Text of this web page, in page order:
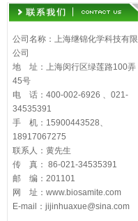
公司名称：上海继锦化学科技有限
公司
地 址：上海闵行区绿莲路100弄
45号
电 话：400-002-6926 、021-
34535391
手 机：15900443528、
18917067275
联系人：黄先生
传 真： 86-021-34535391
邮 编：201101
网 址：www.biosamite.com
E-mail：jijinhuaxue@sina.com